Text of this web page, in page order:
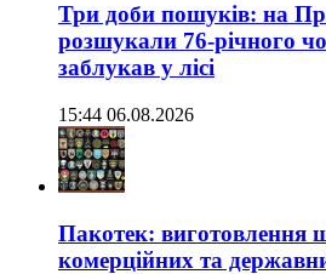
Три доби пошуків: на
розшукали 76-річного
заблукав у лісі
15:44 06.08.2026
Пакотек: виготовлення
комерційних та